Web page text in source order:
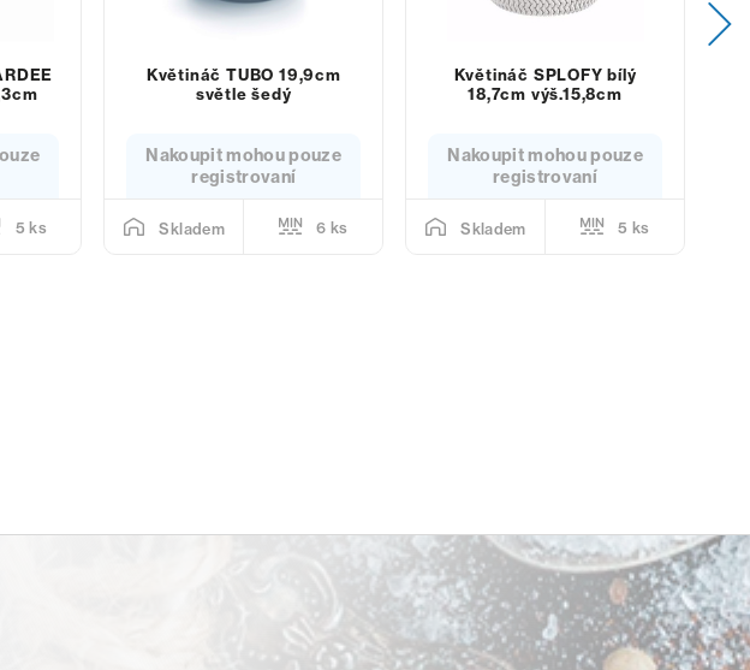
5 ks
Květináč TUBO 19,9cm
světle šedý
Nakoupit mohou pouze
registrovaní
Skladem 6 ks
Květináč SPLOFY bílý
18,7cm výš.15,8cm
Nakoupit mohou pouze
registrovaní
Skladem 5 ks